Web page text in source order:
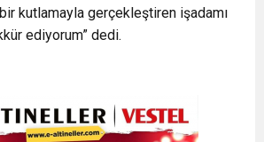
kutlamayla gerçekleştiren işadamı
ediyorum” dedi.